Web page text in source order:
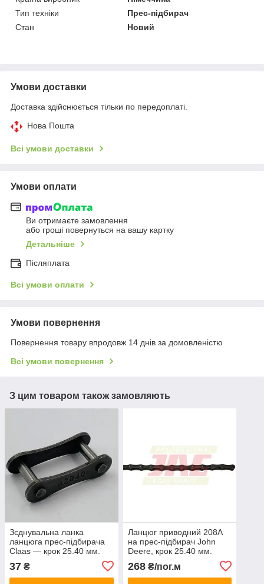
Тип техніки
Прес-підбирач
Стан
Новий
Умови доставки
Доставка здійснюється тільки по передоплаті.
Нова Пошта
Всі умови доставки
Умови оплати
Ви отримаєте замовлення
або гроші повернуться на вашу картку
Детальніше
Післяплата
Всі умови оплати
Умови повернення
Повернення товару впродовж 14 днів за домовленістю
Всі умови повернення
З цим товаром також замовляють
Зєднувальна ланка
ланцюга прес-підбирача
Claas — крок 25.40 мм.
37 ₴
Ланцюг приводний 208A
на прес-підбирач John
Deere, крок 25.40 мм.
268₴/пог.м